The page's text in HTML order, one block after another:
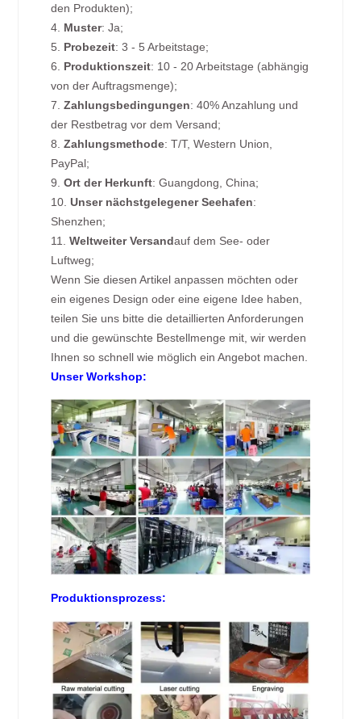
den Produkten);
4. Muster: Ja;
5.
Probezeit: 3 - 5 Arbeitstage;
6. Produktionszeit: 10 - 20 Arbeitstage (abhängig
von der Auftragsmenge);
7.Zahlungsbedingungen: 40% Anzahlung und
der Restbetrag vor dem Versand;
8.Zahlungsmethode: T/T, Western Union,
PayPal;
9.Ort der Herkunft: Guangdong, China;
10.Unser nächstgelegener Seehafen:
Shenzhen;
11.Weltweiter Versandauf dem See- oder
Luftweg;
Wenn Sie diesen Artikel anpassen möchten oder
ein eigenes Design oder eine eigene Idee haben,
teilen Sie uns bitte die detaillierten Anforderungen
und die gewünschte Bestellmenge mit, wir werden
Ihnen so schnell wie möglich ein Angebot machen.
Unser Workshop:
Produktionsprozess: